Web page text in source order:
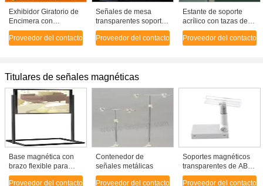
Exhibidor Giratorio de
Encimera con
Portacarteles
Proveedor del contacto
Señales de mesa
transparentes soporte
acrílico soportes de
plexiglás, ecológicos
Proveedor del contacto
Estante de soporte
acrílico con tazas de
succión / soportes de
señalización de mesa
Proveedor del contacto
Titulares de señales magnéticas
Base magnética con
brazo flexible para
sujetar letreros de
Proveedor del contacto
Contenedor de
señales metálicas
Proveedor del contacto
Soportes magnéticos
transparentes de ABS
para letreros
Proveedor del contacto